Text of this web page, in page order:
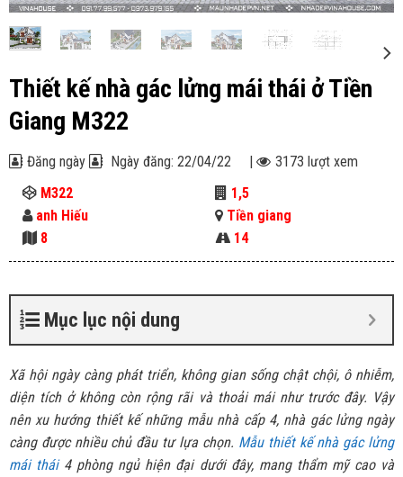
Thiết kế nhà gác lửng mái thái ở Tiền
Giang M322
Đăng ngày Ngày đăng: 22/04/22 |
3173 lượt xem
M322
1,5
anh Hiếu
Tiền giang
8
14
Mục lục nội dung
Xã hội ngày càng phát triển, không gian sống chật chội, ô nhiễm,
diện tích ở không còn rộng rãi và thoải mái như trước đây. Vậy
nên xu hướng thiết kế những mẫu nhà cấp 4, nhà gác lửng ngày
càng được nhiều chủ đầu tư lựa chọn. Mẫu thiết kế nhà gác lửng
mái thái4 phòng ngủ hiện đại dưới đây, mang thẩm mỹ cao và